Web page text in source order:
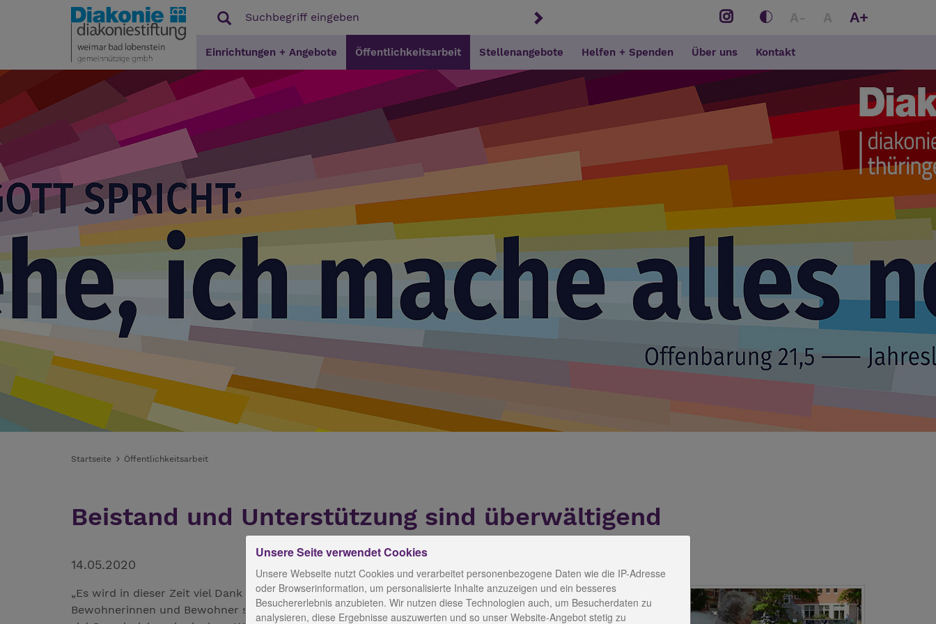
A- A A+
Einrichtungen + Angebote Öffentlichkeitsarbeit Stellenangebote Helfen + Spenden Über uns Kontakt
Startseite Öffentlichkeitsarbeit
Beistand und Unterstützung sind überwältigend
14.05.2020
„Es wird in dieser Zeit viel Dank an die Pflegenden gerichtet. Das tut wirklich gut! Doch auch die
Bewohnerinnen und Bewohner sowie Mitarbeitende, im Seniorenpflegeheim Sophienhaus in Weimar haben
Unsere Seite verwendet Cookies
Unsere Webseite nutzt Cookies und verarbeitet personenbezogene Daten wie die IP-Adresse
oder Browserinformation, um personalisierte Inhalte anzuzeigen und ein besseres
Besuchererlebnis anzubieten. Wir nutzen diese Technologien auch, um Besucherdaten zu
analysieren, diese Ergebnisse auszuwerten und so unser Website-Angebot stetig zu